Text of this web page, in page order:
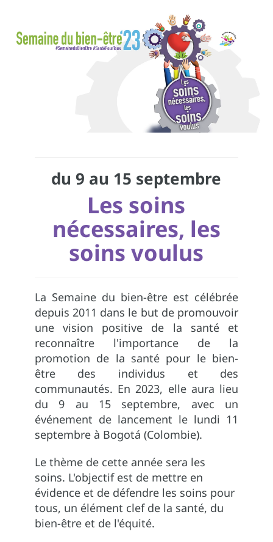
du 9 au 15 septembre
Les soins
nécessaires, les
soins voulus
La Semaine du bien-être est célébrée
depuis 2011 dans le but de promouvoir
une vision positive de la santé et
reconnaître l'importance de la
promotion de la santé pour le bien-
être des individus et des
communautés. En 2023, elle aura lieu
du 9 au 15 septembre, avec un
événement de lancement le lundi 11
septembre à Bogotá (Colombie).
Le thème de cette année sera les
soins. L'objectif est de mettre en
évidence et de défendre les soins pour
tous, un élément clef de la santé, du
bien-être et de l'équité.